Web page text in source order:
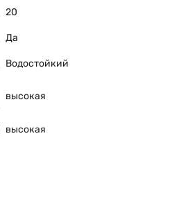
20
Да
Водостойкий
высокая
высокая